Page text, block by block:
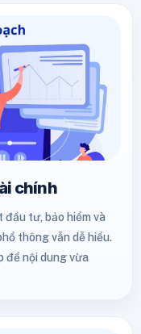
chính
tư, bảo hiểm và
thông vẫn dễ hiểu.
để nội dung vừa